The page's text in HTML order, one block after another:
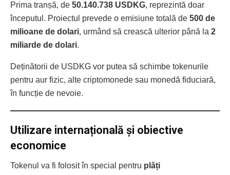
Prima tranșă, de 50.140.738 USDKG, reprezintă doar
începutul. Proiectul prevede o emisiune totală de 500 de
milioane de dolari, urmând să crească ulterior până la 2
miliarde de dolari.
Deținătorii de USDKG vor putea să schimbe tokenurile
pentru aur fizic, alte criptomonede sau monedă fiduciară,
în funcție de nevoie.
Utilizare internațională și obiective
economice
Tokenul va fi folosit în special pentru plăți